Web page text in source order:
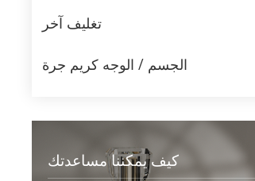
تغليف آخر
الجسم / الوجه كريم جرة
كيف يمكننا مساعدتك